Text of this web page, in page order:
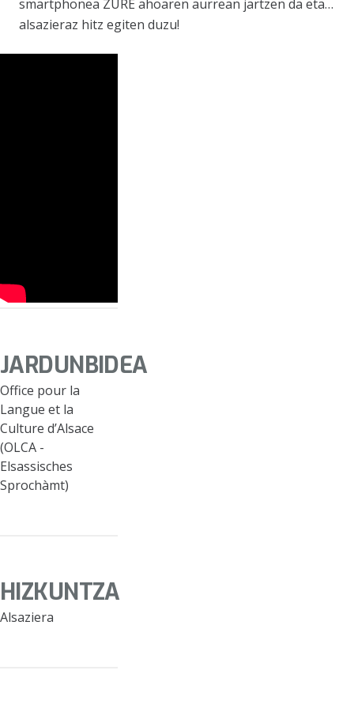
smartphonea ZURE ahoaren aurrean jartzen da eta…
alsazieraz hitz egiten duzu!
JARDUNBIDEA
Office pour la
Langue et la
Culture d’Alsace
(OLCA -
Elsassisches
Sprochàmt)
HIZKUNTZA
Alsaziera